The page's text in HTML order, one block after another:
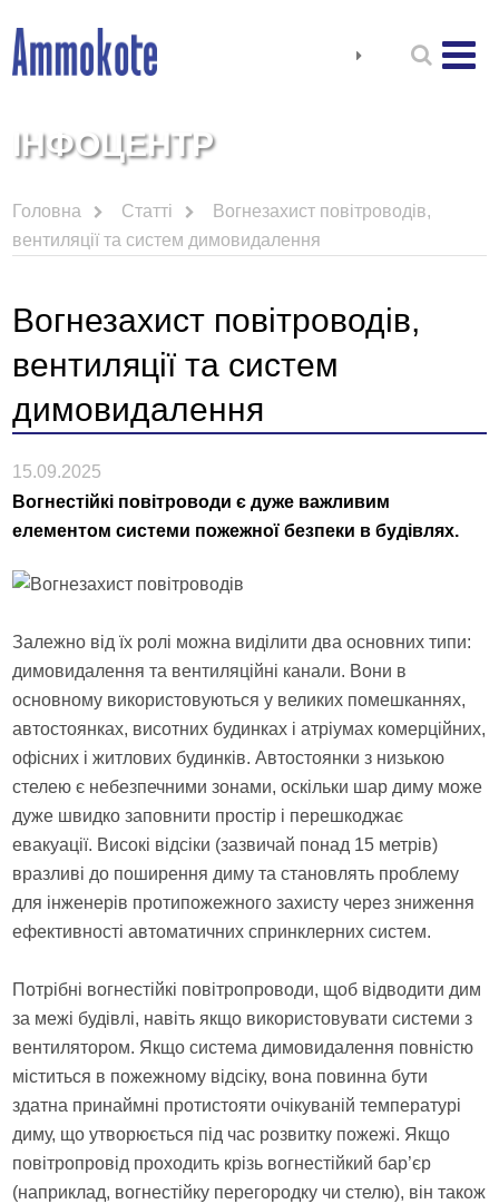
ІНФОЦЕНТР
Головна Статті
Вогнезахист повітроводів,
вентиляції та систем димовидалення
Вогнезахист повітроводів,
вентиляції та систем
димовидалення
15.09.2025
Вогнестійкі повітроводи є дуже важливим
елементом системи пожежної безпеки в будівлях.
Залежно від їх ролі можна виділити два основних типи:
димовидалення та вентиляційні канали. Вони в
основному використовуються у великих помешканнях,
автостоянках, висотних будинках і атріумах комерційних,
офісних і житлових будинків. Автостоянки з низькою
стелею є небезпечними зонами, оскільки шар диму може
дуже швидко заповнити простір і перешкоджає
евакуації. Високі відсіки (зазвичай понад 15 метрів)
вразливі до поширення диму та становлять проблему
для інженерів протипожежного захисту через зниження
ефективності автоматичних спринклерних систем.
Потрібні вогнестійкі повітропроводи, щоб відводити дим
за межі будівлі, навіть якщо використовувати системи з
вентилятором. Якщо система димовидалення повністю
міститься в пожежному відсіку, вона повинна бути
здатна принаймні протистояти очікуваній температурі
диму, що утворюється під час розвитку пожежі. Якщо
повітропровід проходить крізь вогнестійкий бар’єр
(наприклад, вогнестійку перегородку чи стелю), він також